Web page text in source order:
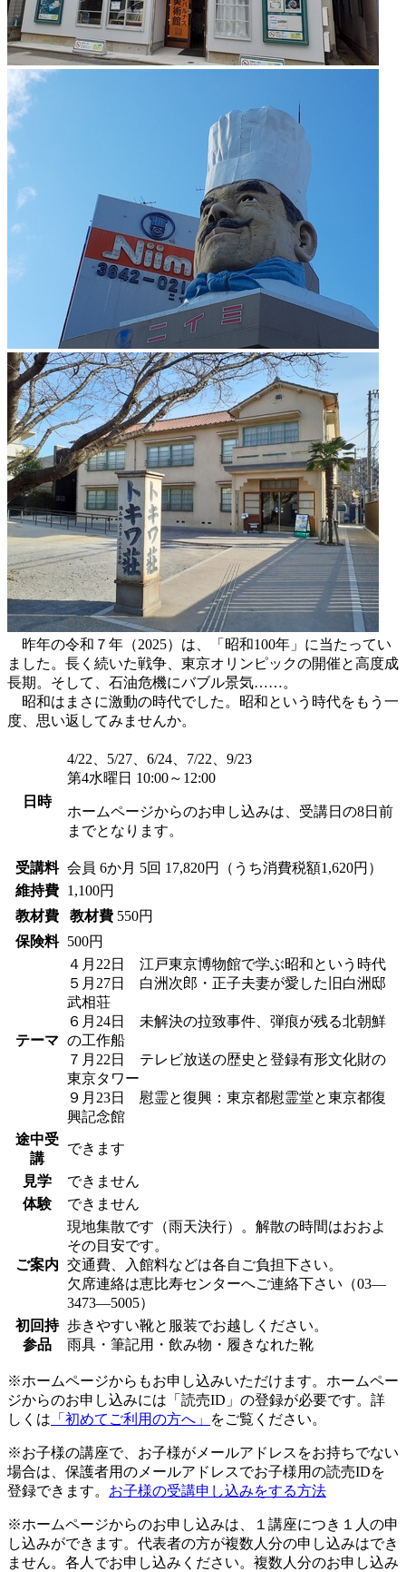
昨年の令和７年（2025）は、「昭和100年」に当たってい
ました。長く続いた戦争、東京オリンピックの開催と高度成
長期。そして、石油危機にバブル景気……。
昭和はまさに激動の時代でした。昭和という時代をもう一
度、思い返してみませんか。
日時
4/22、5/27、6/24、7/22、9/23
第4水曜日 10:00～12:00
ホームページからのお申し込みは、受講日の8日前
までとなります。
受講料 会員 6か月 5回 17,820円（うち消費税額1,620円）
維持費
1,100円
教材費
教材費 550円
保険料
500円
テーマ
４月22日 江戸東京博物館で学ぶ昭和という時代
５月27日 白洲次郎・正子夫妻が愛した旧白洲邸
武相荘
６月24日 未解決の拉致事件、弾痕が残る北朝鮮
の工作船
７月22日 テレビ放送の歴史と登録有形文化財の
東京タワー
９月23日 慰霊と復興：東京都慰霊堂と東京都復
興記念館
途中受
講
できます
見学
できません
体験
できません
ご案内
現地集散です（雨天決行）。解散の時間はおおよ
その目安です。
交通費、入館料などは各自ご負担下さい。
欠席連絡は恵比寿センターへご連絡下さい（03—
3473—5005）
初回持
参品
歩きやすい靴と服装でお越しください。
雨具・筆記用・飲み物・履きなれた靴
※ホームページからもお申し込みいただけます。ホームペー
ジからのお申し込みには「読売ID」の登録が必要です。詳
しくは 「初めてご利用の方へ」 をご覧ください。
※お子様の講座で、お子様がメールアドレスをお持ちでない
場合は、保護者用のメールアドレスでお子様用の読売IDを
登録できます。 お子様の受講申し込みをする方法
※ホームページからのお申し込みは、１講座につき１人の申
し込みができます。代表者の方が複数人分の申し込みはでき
ません。各人でお申し込みください。複数人分のお申し込み